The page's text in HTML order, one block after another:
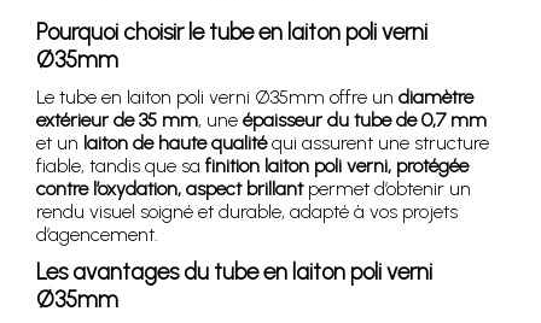
Pourquoi choisir le tube en laiton poli verni
Ø35mm
Le tube en laiton poli verni Ø35mm offre un diamètre
extérieur de 35 mm, une épaisseur du tube de 0,7 mm
et un laiton de haute qualitéqui assurent une structure
fiable, tandis que sa finition laiton poli verni, protégée
contre l’oxydation, aspect brillantpermet d’obtenir un
rendu visuel soigné et durable, adapté à vos projets
d’agencement.
Les avantages du tube en laiton poli verni
Ø35mm